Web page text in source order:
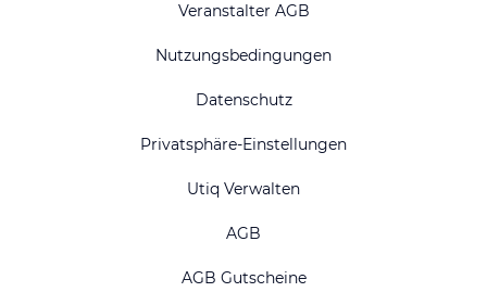
Veranstalter AGB
Nutzungsbedingungen
Datenschutz
Privatsphäre-Einstellungen
Utiq Verwalten
AGB
AGB Gutscheine